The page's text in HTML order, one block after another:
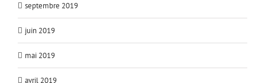
septembre 2019
juin 2019
mai 2019
avril 2019